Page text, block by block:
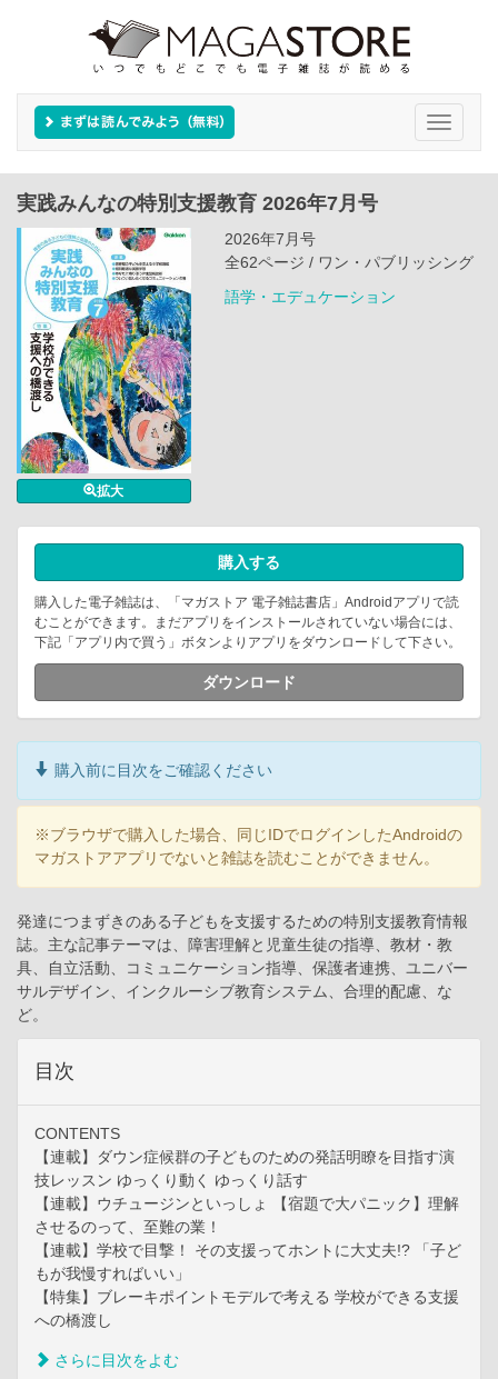
Toggle
実践みんなの特別支援教育 2026年7月号
拡大
2026年7月号
全62ページ / ワン・パブリッシング
語学・エデュケーション
購入する
購入した電子雑誌は、「マガストア 電子雑誌書店」Androidアプリで読
むことができます。まだアプリをインストールされていない場合には、
下記「アプリ内で買う」ボタンよりアプリをダウンロードして下さい。
ダウンロード
購入前に目次をご確認ください
※ブラウザで購入した場合、同じIDでログインしたAndroidの
マガストアアプリでないと雑誌を読むことができません。
発達につまずきのある子どもを支援するための特別支援教育情報
誌。主な記事テーマは、障害理解と児童生徒の指導、教材・教
具、自立活動、コミュニケーション指導、保護者連携、ユニバー
サルデザイン、インクルーシブ教育システム、合理的配慮、な
ど。
目次
CONTENTS
【連載】ダウン症候群の子どものための発話明瞭を目指す演
技レッスン ゆっくり動く ゆっくり話す
【連載】ウチュージンといっしょ 【宿題で大パニック】理解
させるのって、至難の業！
【連載】学校で目撃！ その支援ってホントに大丈夫!? 「子ど
もが我慢すればいい」
【特集】ブレーキポイントモデルで考える 学校ができる支援
への橋渡し
さらに目次をよむ